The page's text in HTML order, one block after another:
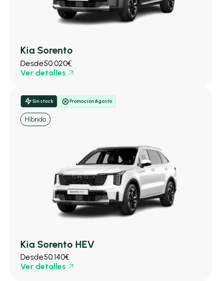
Kia Sorento
Desde50.020€
Ver detalles
Sin stock Promoción Agosto
Híbrido
Kia Sorento HEV
Desde50.140€
Ver detalles